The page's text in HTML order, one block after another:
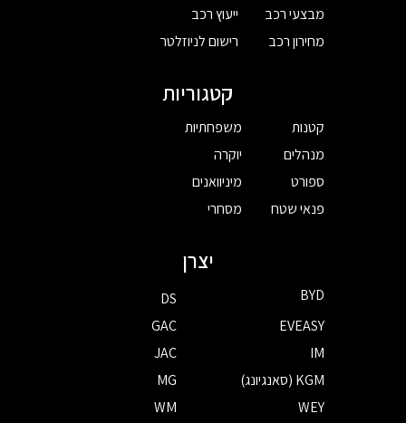
מבצעי רכב
מחירון רכב
ייעוץ רכב
רישום לניוזלטר
קטגוריות
קטנות
מנהלים
ספורט
פנאי שטח
משפחתיות
יוקרה
מיניוואנים
מסחרי
יצרן
BYD
DS
EVEASY
GAC
IM
JAC
KGM (סאנגיונג)
MG
WEY
WM